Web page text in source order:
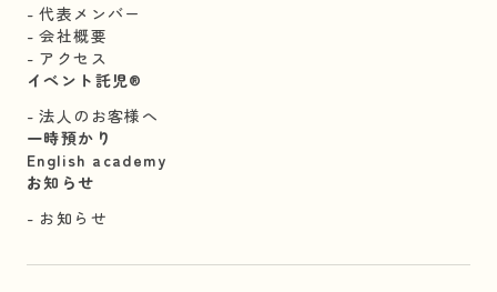
代表メンバー
会社概要
アクセス
イベント託児®︎
法人のお客様へ
一時預かり
English academy
お知らせ
お知らせ